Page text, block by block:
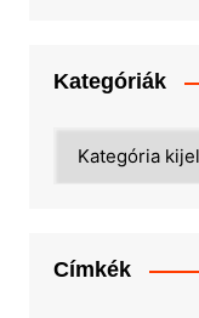
Kategóriák
Címkék